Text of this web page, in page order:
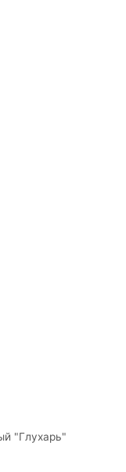
"Глухарь"